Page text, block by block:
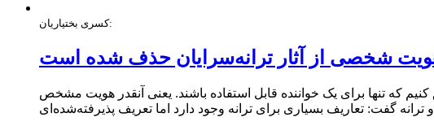
کسری بختیاریان:
هویت شخصی از آثار ترانه‌سرایان حذف شده است
که تنها برای یک خواننده قابل استفاده باشند. یعنی آنقدر هویت مشخص